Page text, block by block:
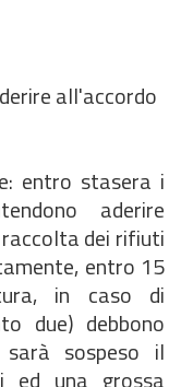
all'accordo
entro stasera i
aderire
dei rifiuti
entro 15
in caso di
due) debbono
sospeso il
ed una grossa